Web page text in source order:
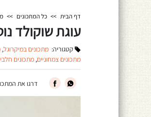
דף הבית >> כל המתכונים >>
עוגת שוקולד
קטגוריה: מתכונים במיקרוגל,
מתכונים צמחוניים,מתכונים
דרגו את